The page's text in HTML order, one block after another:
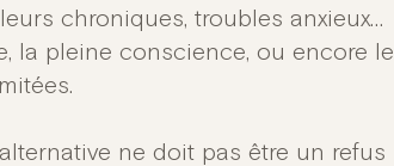
chroniques, troubles anxieux…
la pleine conscience, ou encore le
ne doit pas être un refus